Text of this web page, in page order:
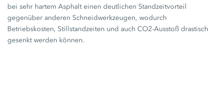
bei sehr hartem Asphalt einen deutlichen Standzeitvorteil
gegenüber anderen Schneidwerkzeugen, wodurch
Betriebskosten, Stillstandzeiten und auch CO2-Ausstoß drastisch
gesenkt werden können.